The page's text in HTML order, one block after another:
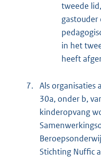
tweede
gastouder
in het
heeft
7. Als organisaties
30a, onder b,
kinderopvang
Stichting Nuffic